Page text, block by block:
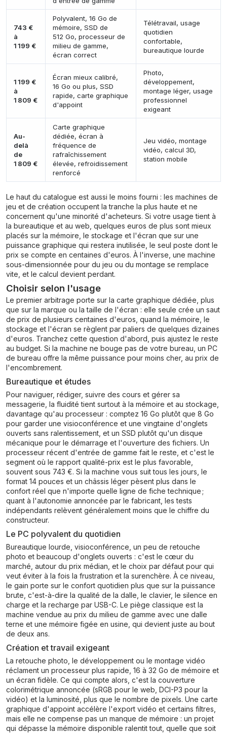
743 €
à
1 199 €
Polyvalent, 16 Go de
mémoire, SSD de
512 Go, processeur de
milieu de gamme,
écran correct
Télétravail, usage
quotidien
confortable,
bureautique lourde
1 199 €
à
1 809 €
Écran mieux calibré,
16 Go ou plus, SSD
rapide, carte graphique
d'appoint
Photo,
développement,
montage léger, usage
professionnel
exigeant
Au-
delà
de
1 809 €
Carte graphique
dédiée, écran à
fréquence de
rafraîchissement
élevée, refroidissement
renforcé
Jeu vidéo, montage
vidéo, calcul 3D,
station mobile
Le haut du catalogue est aussi le moins fourni : les machines de
jeu et de création occupent la tranche la plus haute et ne
concernent qu'une minorité d'acheteurs. Si votre usage tient à
la bureautique et au web, quelques euros de plus sont mieux
placés sur la mémoire, le stockage et l'écran que sur une
puissance graphique qui restera inutilisée, le seul poste dont le
prix se compte en centaines d'euros. À l'inverse, une machine
sous-dimensionnée pour du jeu ou du montage se remplace
vite, et le calcul devient perdant.
Choisir selon l'usage
Le premier arbitrage porte sur la carte graphique dédiée, plus
que sur la marque ou la taille de l'écran : elle seule crée un saut
de prix de plusieurs centaines d'euros, quand la mémoire, le
stockage et l'écran se règlent par paliers de quelques dizaines
d'euros. Tranchez cette question d'abord, puis ajustez le reste
au budget. Si la machine ne bouge pas de votre bureau, un PC
de bureau offre la même puissance pour moins cher, au prix de
l'encombrement.
Bureautique et études
Pour naviguer, rédiger, suivre des cours et gérer sa
messagerie, la fluidité tient surtout à la mémoire et au stockage,
davantage qu'au processeur : comptez 16 Go plutôt que 8 Go
pour garder une visioconférence et une vingtaine d'onglets
ouverts sans ralentissement, et un SSD plutôt qu'un disque
mécanique pour le démarrage et l'ouverture des fichiers. Un
processeur récent d'entrée de gamme fait le reste, et c'est le
segment où le rapport qualité-prix est le plus favorable,
souvent sous 743 €. Si la machine vous suit tous les jours, le
format 14 pouces et un châssis léger pèsent plus dans le
confort réel que n'importe quelle ligne de fiche technique ;
quant à l'autonomie annoncée par le fabricant, les tests
indépendants relèvent généralement moins que le chiffre du
constructeur.
Le PC polyvalent du quotidien
Bureautique lourde, visioconférence, un peu de retouche
photo et beaucoup d'onglets ouverts : c'est le cœur du
marché, autour du prix médian, et le choix par défaut pour qui
veut éviter à la fois la frustration et la surenchère. À ce niveau,
le gain porte sur le confort quotidien plus que sur la puissance
brute, c'est-à-dire la qualité de la dalle, le clavier, le silence en
charge et la recharge par USB-C. Le piège classique est la
machine vendue au prix du milieu de gamme avec une dalle
terne et une mémoire figée en usine, qui devient juste au bout
de deux ans.
Création et travail exigeant
La retouche photo, le développement ou le montage vidéo
réclament un processeur plus rapide, 16 à 32 Go de mémoire et
un écran fidèle. Ce qui compte alors, c'est la couverture
colorimétrique annoncée (sRGB pour le web, DCI-P3 pour la
vidéo) et la luminosité, plus que le nombre de pixels. Une carte
graphique d'appoint accélère l'export vidéo et certains filtres,
mais elle ne compense pas un manque de mémoire : un projet
qui dépasse la mémoire disponible ralentit tout, quelle que soit